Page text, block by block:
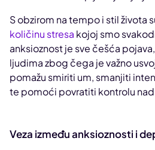
S obzirom na tempo i stil života
količinu stresa kojoj smo
anksioznost je sve češća
ljudima zbog čega je važno
pomažu smiriti um, smanjiti
te pomoći povratiti kontrolu
Veza između anksioznosti i